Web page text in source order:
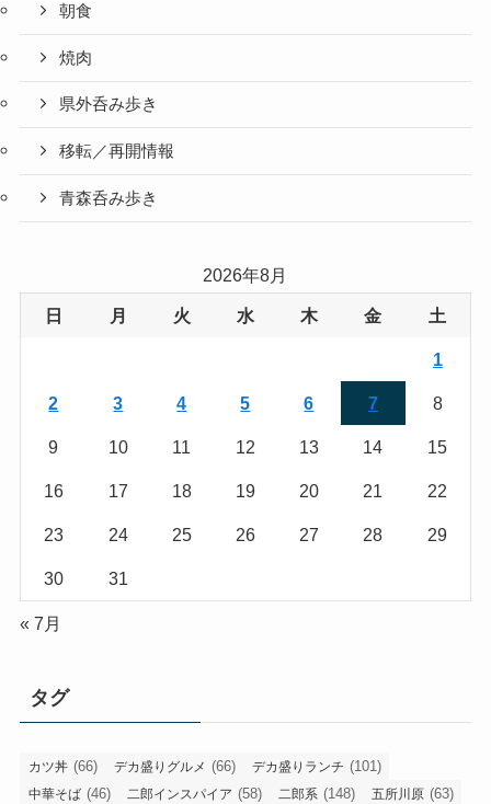
朝食
焼肉
県外呑み歩き
移転／再開情報
青森呑み歩き
2026年8月
日 月 火 水 木 金 土
1
2 3 4 5 6 7 8
9 10 11 12 13 14 15
16 17 18 19 20 21 22
23 24 25 26 27 28 29
30 31
« 7月
タグ
カツ丼 (66) デカ盛りグルメ (66) デカ盛りランチ (101)
中華そば (46) 二郎インスパイア (58) 二郎系 (148) 五所川原 (63)